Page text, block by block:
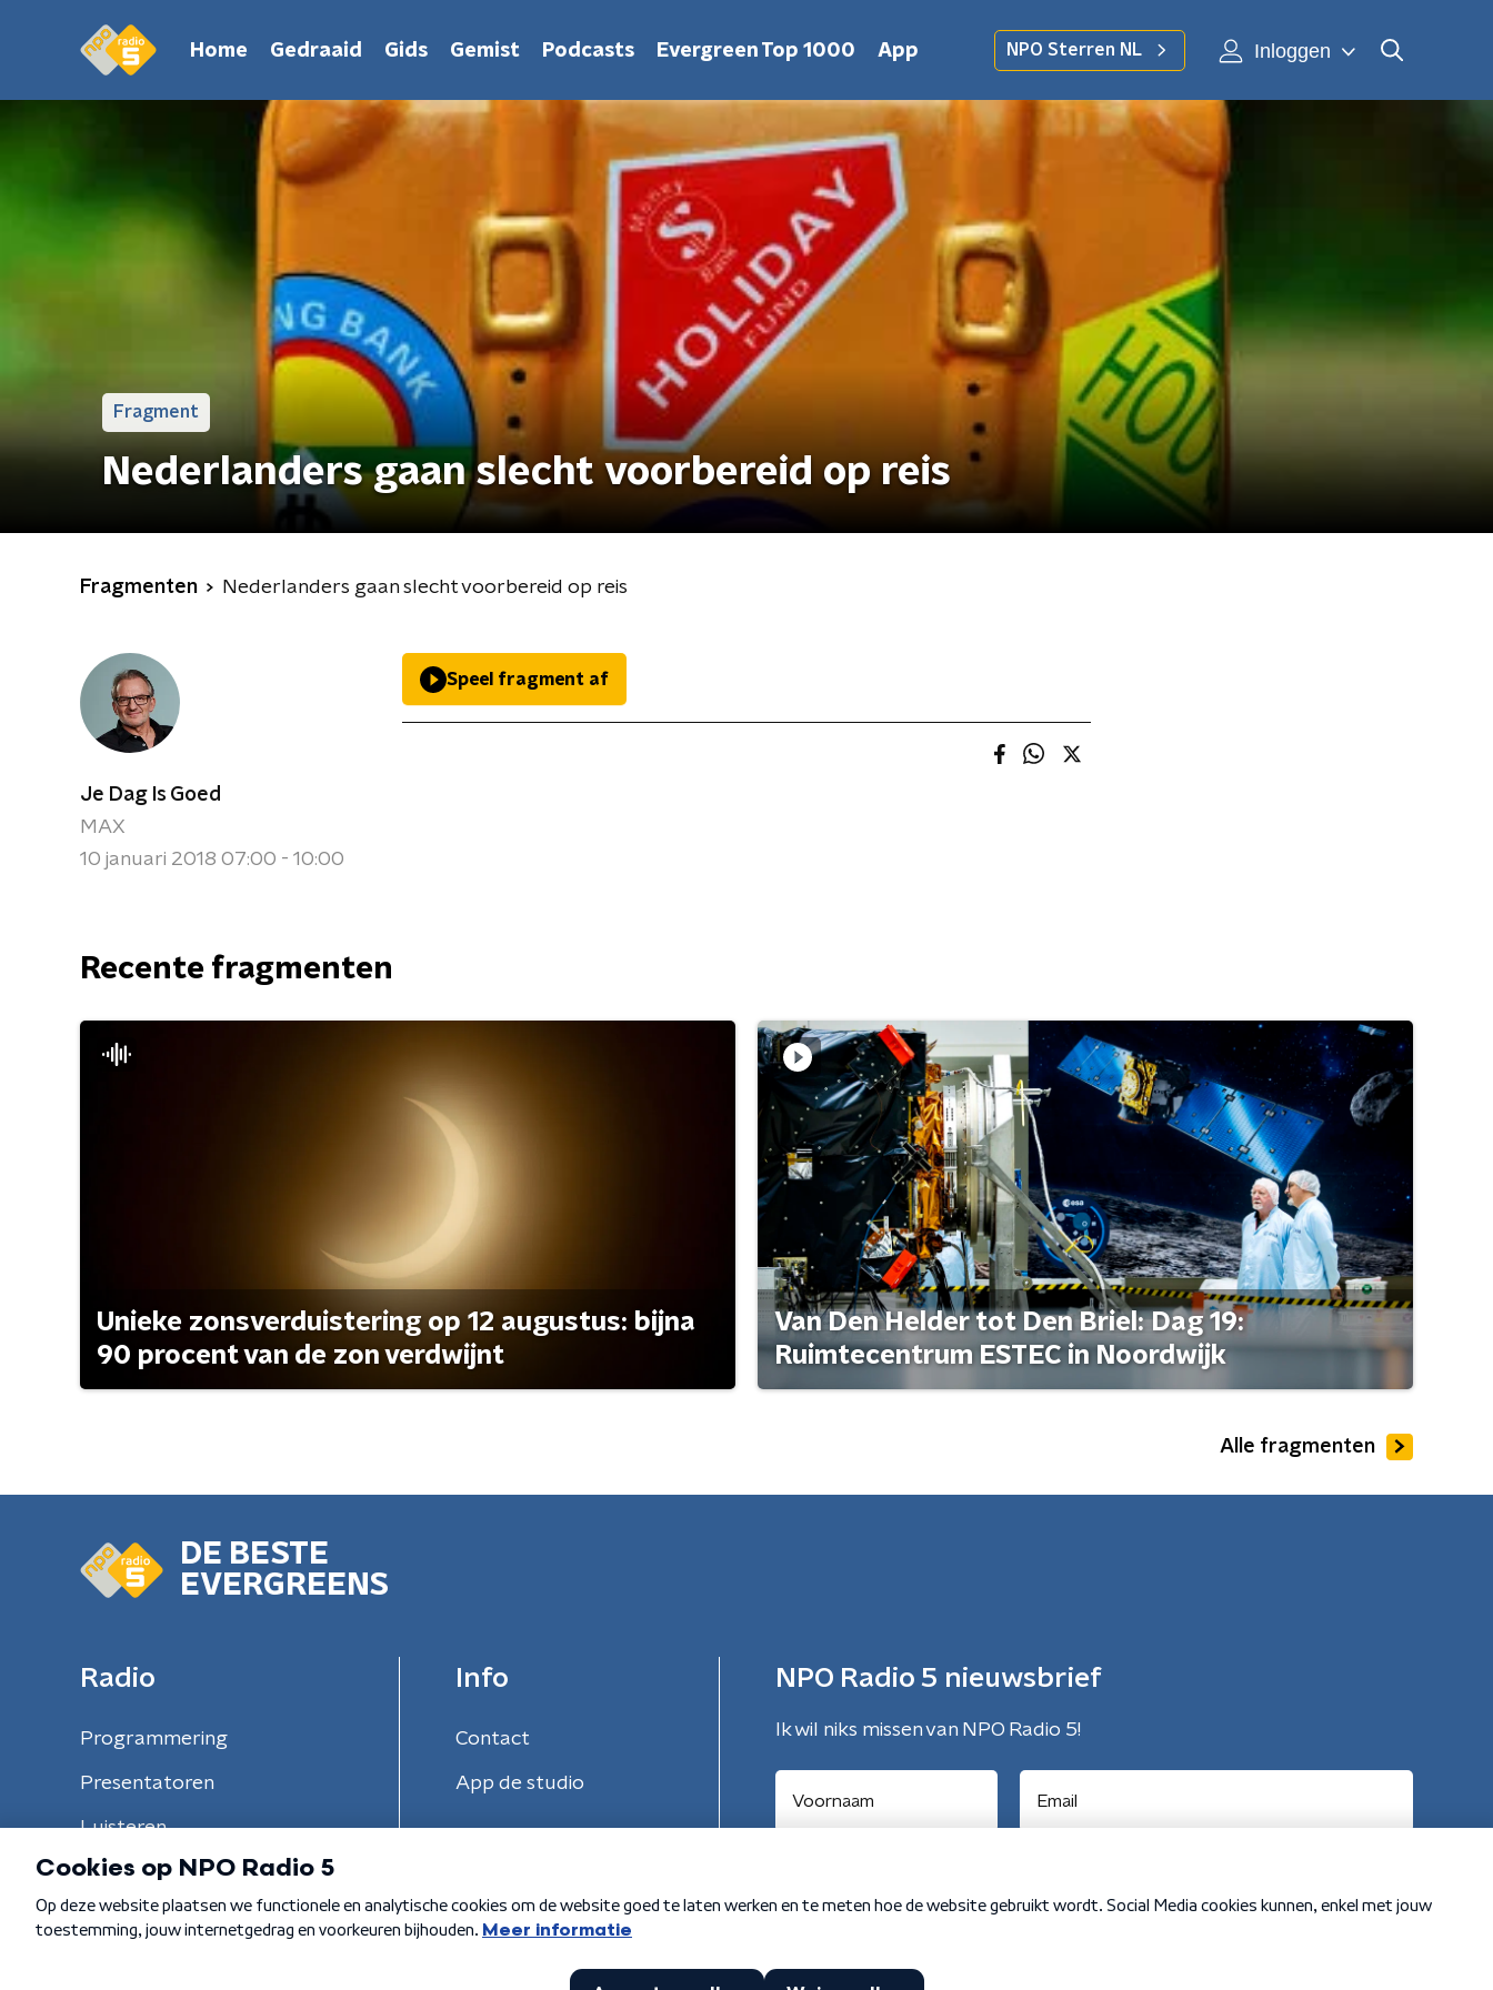
Home Gedraaid Gids Gemist Podcasts Evergreen Top 1000 App NPO Sterren NL Inloggen
Fragment
Nederlanders gaan slecht voorbereid op reis
Fragmenten Nederlanders gaan slecht voorbereid op reis
Je Dag Is Goed
MAX
10 januari 2018 07:00 - 10:00
Speel fragment af
Recente fragmenten
Unieke zonsverduistering op 12 augustus: bijna
90 procent van de zon verdwijnt
Van Den Helder tot Den Briel: Dag 19:
Ruimtecentrum ESTEC in Noordwijk
Alle fragmenten
DE BESTE
EVERGREENS
Radio
Programmering
Presentatoren
Luisteren
Info
Contact
App de studio
NPO Radio 5 nieuwsbrief
Ik wil niks missen van NPO Radio 5!
Algemene voorwaarden Privacybeleid